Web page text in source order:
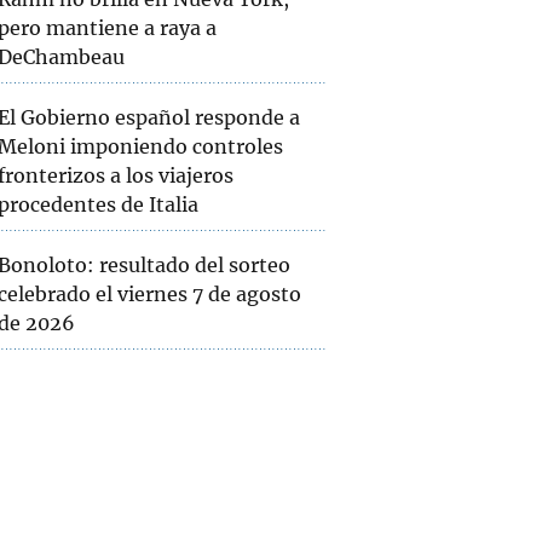
mantiene a raya a
Gobierno español responde a
imponiendo controles
a los viajeros
de Italia
resultado del sorteo
el viernes 7 de agosto
2026